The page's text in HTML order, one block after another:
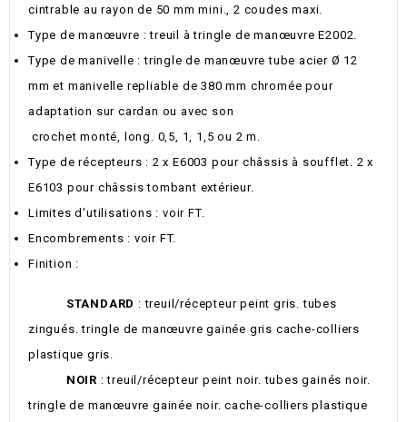
cintrable au rayon de 50 mm mini., 2 coudes maxi.
Type de manœuvre : treuil à tringle de manœuvre E2002.
Type de manivelle : tringle de manœuvre tube acier Ø 12
mm et manivelle repliable de 380 mm chromée pour
adaptation sur cardan ou avec son
crochet monté, long. 0,5, 1, 1,5 ou 2 m.
Type de récepteurs : 2 x E6003 pour châssis à soufflet. 2 x
E6103 pour châssis tombant extérieur.
Limites d'utilisations : voir FT.
Encombrements : voir FT.
Finition :
STANDARD : treuil/récepteur peint gris. tubes
zingués. tringle de manœuvre gainée gris cache-colliers
plastique gris.
NOIR : treuil/récepteur peint noir. tubes gainés noir.
tringle de manœuvre gainée noir. cache-colliers plastique